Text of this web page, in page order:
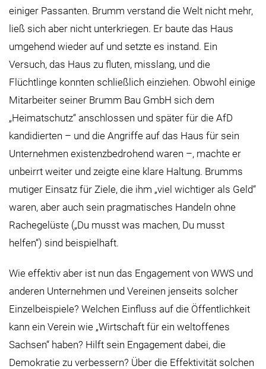
einiger Passanten. Brumm verstand die Welt nicht mehr,
ließ sich aber nicht unterkriegen. Er baute das Haus
umgehend wieder auf und setzte es instand. Ein
Versuch, das Haus zu fluten, misslang, und die
Flüchtlinge konnten schließlich einziehen. Obwohl einige
Mitarbeiter seiner Brumm Bau GmbH sich dem
„Heimatschutz“ anschlossen und später für die AfD
kandidierten – und die Angriffe auf das Haus für sein
Unternehmen existenzbedrohend waren –, machte er
unbeirrt weiter und zeigte eine klare Haltung. Brumms
mutiger Einsatz für Ziele, die ihm „viel wichtiger als Geld“
waren, aber auch sein pragmatisches Handeln ohne
Rachegelüste („Du musst was machen, Du musst
helfen“) sind beispielhaft.
Wie effektiv aber ist nun das Engagement von WWS und
anderen Unternehmen und Vereinen jenseits solcher
Einzelbeispiele? Welchen Einfluss auf die Öffentlichkeit
kann ein Verein wie „Wirtschaft für ein weltoffenes
Sachsen“ haben? Hilft sein Engagement dabei, die
Demokratie zu verbessern? Über die Effektivität solchen